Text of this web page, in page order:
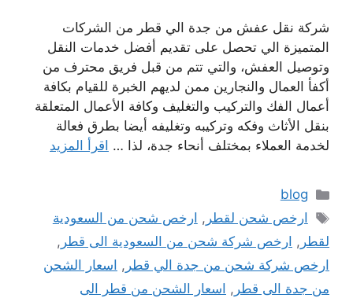
شركة نقل عفش من جدة الي قطر من الشركات
المتميزة الي تحصل على تقديم أفضل خدمات النقل
وتوصيل العفش، والتي تتم من قبل فريق محترف من
أكفأ العمال والنجارين ممن لديهم الخبرة للقيام بكافة
أعمال الفك والتركيب والتغليف وكافة الأعمال المتعلقة
بنقل الأثاث وفكه وتركيبه وتغليفه أيضا بطرق فعالة
لخدمة العملاء بمختلف أنحاء جدة، لذا … اقرأ المزيد
التصنيفات
blog
الوسوم
ارخص شحن لقطر , ارخص شحن من السعودية
لقطر , ارخص شركة شحن من السعودية الى قطر ,
ارخص شركة شحن من جدة الي قطر , اسعار الشحن
من جدة الى قطر , اسعار الشحن من قطر الى